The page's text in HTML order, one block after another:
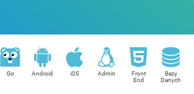
Go Android iOS Admin
Front
End
Bazy
Danych